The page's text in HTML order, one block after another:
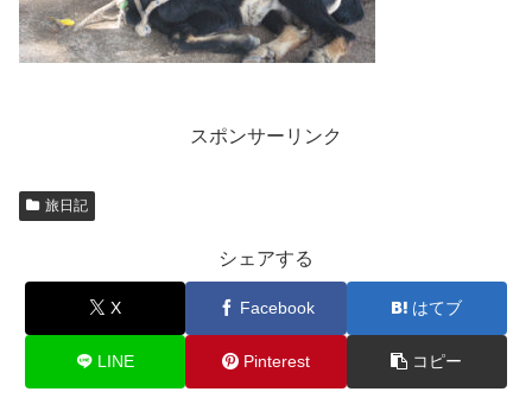
スポンサーリンク
旅日記
シェアする
X Facebook はてブ
LINE Pinterest コピー